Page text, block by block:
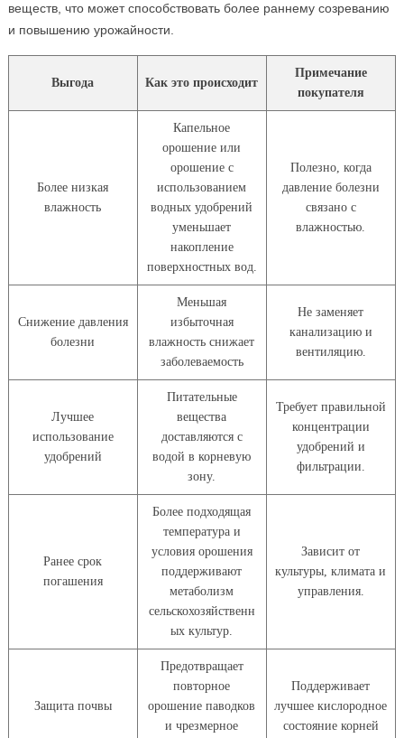
веществ, что может способствовать более раннему созреванию
и повышению урожайности.
Выгода Как это происходит
Примечание
покупателя
Более низкая
влажность
Капельное
орошение или
орошение с
использованием
водных удобрений
уменьшает
накопление
поверхностных вод.
Полезно, когда
давление болезни
связано с
влажностью.
Снижение давления
болезни
Меньшая
избыточная
влажность снижает
заболеваемость
Не заменяет
канализацию и
вентиляцию.
Лучшее
использование
удобрений
Питательные
вещества
доставляются с
водой в корневую
зону.
Требует правильной
концентрации
удобрений и
фильтрации.
Ранее срок
погашения
Более подходящая
температура и
условия орошения
поддерживают
метаболизм
сельскохозяйственн
ых культур.
Зависит от
культуры, климата и
управления.
Защита почвы
Предотвращает
повторное
орошение паводков
и чрезмерное
Поддерживает
лучшее кислородное
состояние корней